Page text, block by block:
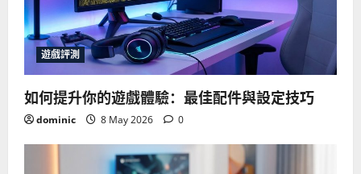
遊戲評測
如何提升你的遊戲體驗：最佳配件與設定技巧
dominic 8 May 2026 0